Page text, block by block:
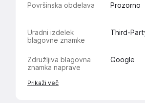
Površinska obdelava Prozorno
Uradni izdelek
blagovne znamke
Third-
Združljiva blagovna
znamka naprave
Google
Prikaži več